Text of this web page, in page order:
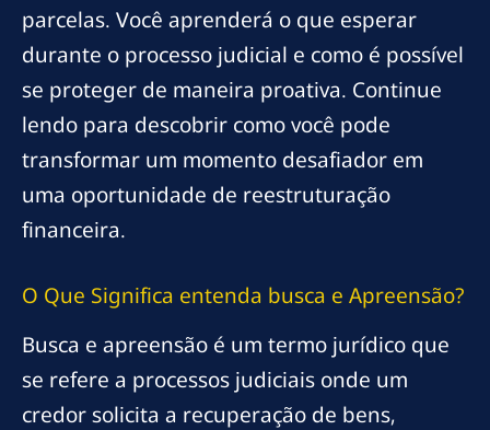
parcelas. Você aprenderá o que esperar
durante o processo judicial e como é possível
se proteger de maneira proativa. Continue
lendo para descobrir como você pode
transformar um momento desafiador em
uma oportunidade de reestruturação
financeira.
O Que Significa entenda busca e Apreensão?
Busca e apreensão é um termo jurídico que
se refere a processos judiciais onde um
credor solicita a recuperação de bens,